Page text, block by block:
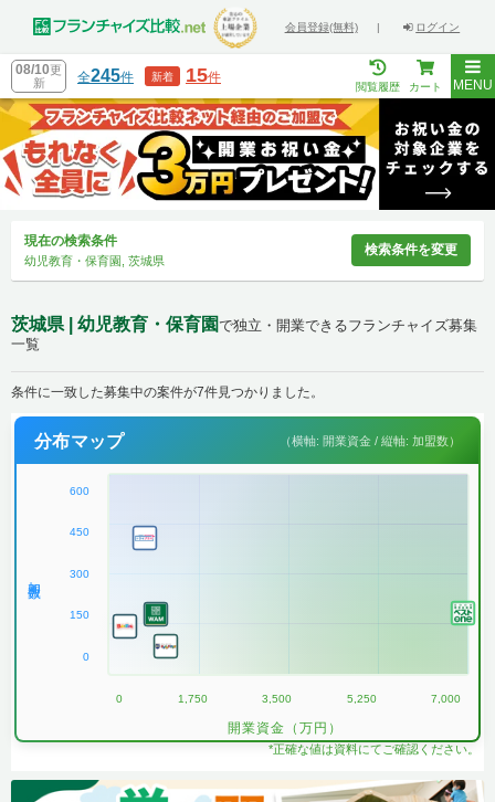
会員登録(無料) | ログイン
08/10更
新
全245件 新着 15件
閲覧履歴 カート MENU
現在の検索条件
幼児教育・保育園, 茨城県
検索条件を変更
茨城県 | 幼児教育・保育園で独立・開業できるフランチャイズ募集
一覧
条件に一致した募集中の案件が7件見つかりました。
分布マップ （横軸: 開業資金 / 縦軸: 加盟数）
600
450
300
150
0
0 1,750 3,500 5,250 7,000
開業資金（万円）
*正確な値は資料にてご確認ください。